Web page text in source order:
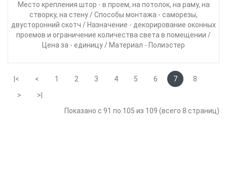
Место крепления штор - в проем, на потолок, на раму, на
створку, на стену / Способы монтажа - саморезы,
двусторонний скотч / Назначение - декорирование оконных
проемов и ограничение количества света в помещении /
Цена за - единицу / Материал - Полиэстер
|< < 1 2 3 4 5 6 7
8
>
>|
Показано с 91 по 105 из 109 (всего 8 страниц)